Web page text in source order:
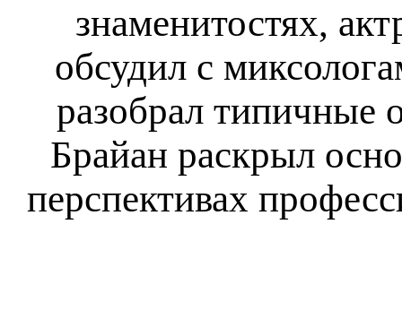
знаменитостях,
обсудил с
разобрал
Брайан раскрыл
перспективах